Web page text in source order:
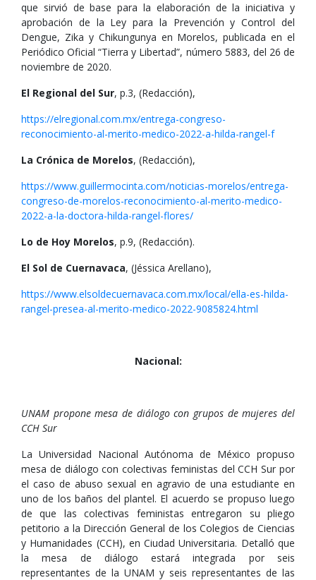
que sirvió de base para la elaboración de la iniciativa y
aprobación de la Ley para la Prevención y Control del
Dengue, Zika y Chikungunya en Morelos, publicada en el
Periódico Oficial “Tierra y Libertad”, número 5883, del 26 de
noviembre de 2020.
El Regional del Sur, p.3, (Redacción),
https://elregional.com.mx/entrega-congreso-
reconocimiento-al-merito-medico-2022-a-hilda-rangel-f
La Crónica de Morelos, (Redacción),
https://www.guillermocinta.com/noticias-morelos/entrega-
congreso-de-morelos-reconocimiento-al-merito-medico-
2022-a-la-doctora-hilda-rangel-flores/
Lo de Hoy Morelos, p.9, (Redacción).
El Sol de Cuernavaca, (Jéssica Arellano),
https://www.elsoldecuernavaca.com.mx/local/ella-es-hilda-
rangel-presea-al-merito-medico-2022-9085824.html
Nacional:
UNAM propone mesa de diálogo con grupos de mujeres del
CCH Sur
La Universidad Nacional Autónoma de México propuso
mesa de diálogo con colectivas feministas del CCH Sur por
el caso de abuso sexual en agravio de una estudiante en
uno de los baños del plantel. El acuerdo se propuso luego
de que las colectivas feministas entregaron su pliego
petitorio a la Dirección General de los Colegios de Ciencias
y Humanidades (CCH), en Ciudad Universitaria. Detalló que
la mesa de diálogo estará integrada por seis
representantes de la UNAM y seis representantes de las